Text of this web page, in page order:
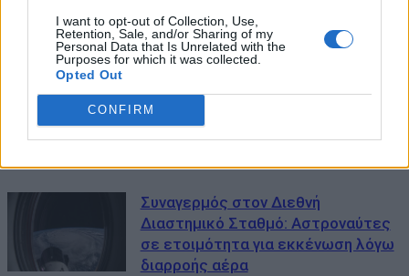
I want to opt-out of Collection, Use,
Retention, Sale, and/or Sharing of my
Personal Data that Is Unrelated with the
Purposes for which it was collected.
Opted Out
CONFIRM
ΜΠΟΡΕΙ ΝΑ ΣΑΣ ΕΝΔΙΑΦΕΡΕΙ
Αστροναύτης της NASA κατέγραψε
το νότιο Σέλας – «Έμοιαζε να
χορεύει» (Video)
Συναγερμός στον Διεθνή
Διαστημικό Σταθμό: Αστροναύτες
σε ετοιμότητα για εκκένωση λόγω
διαρροής αέρα